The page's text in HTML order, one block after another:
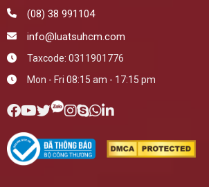
(08) 38 991104
info@luatsuhcm.com
Taxcode: 0311901776
Mon - Fri 08:15 am - 17:15 pm